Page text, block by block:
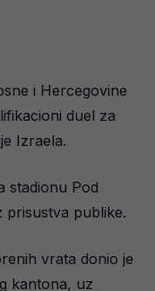
i Hercegovine
duel za
Izraela.
stadionu Pod
prisustva publike.
vrata donio je
kantona, uz